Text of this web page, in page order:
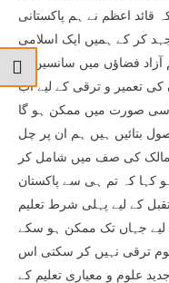
قائد اعظم نے ہم پاکستانی
کر کے ہمیں ایک اسلامی
فضاؤں میں سانسیں لے
کی تعمیر و ترقی کے لیے اب
اسی صورت میں ممکن ہو گا
بتائیں ہیں ہم ان پر چل
کی صف میں شامل کر
کہا کہ تم ہی سے پاکستان
کے لیے پہلی شرط تعلیم
لیے جہاں تک ممکن ہو سکے
قوم ترقی نہیں کر سکتی اس
علوم و معیاری تعلیم کے